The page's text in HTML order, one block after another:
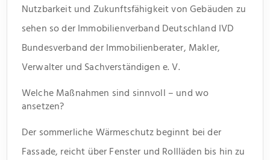
Nutzbarkeit und Zukunftsfähigkeit von Gebäuden zu
sehen so der Immobilienverband Deutschland IVD
Bundesverband der Immobilienberater, Makler,
Verwalter und Sachverständigen e. V.
Welche Maßnahmen sind sinnvoll – und wo
ansetzen?
Der sommerliche Wärmeschutz beginnt bei der
Fassade, reicht über Fenster und Rollläden bis hin zu